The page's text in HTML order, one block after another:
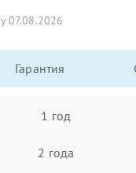
07.08.2026
Гарантия
1 год
2 года